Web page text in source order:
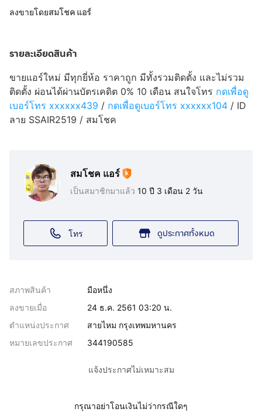
ลงขายโดยสมโชค แอร์
รายละเอียดสินค้า
ขายแอร์ใหม่ มีทุกยี่ห้อ ราคาถูก มีทั้งรวมติดตั้ง และไม่รวม
ติดตั้ง ผ่อนได้ผ่านบัตรเคดิต 0% 10 เดือน สนใจโทร กดเพื่อดู
เบอร์โทร xxxxxx439 / กดเพื่อดูเบอร์โทร xxxxxx104 / ID
ลาย SSAIR2519 / สมโชค
สมโชค แอร์
เป็นสมาชิกมาแล้ว 10 ปี 3 เดือน 2 วัน
โทร ดูประกาศทั้งหมด
สภาพสินค้า
มือหนึ่ง
ลงขายเมื่อ
24 ธ.ค. 2561 03:20 น.
ตำแหน่งประกาศ
สายไหม กรุงเทพมหานคร
หมายเลขประกาศ
344190585
แจ้งประกาศไม่เหมาะสม
กรุณาอย่าโอนเงินไม่ว่ากรณีใดๆ